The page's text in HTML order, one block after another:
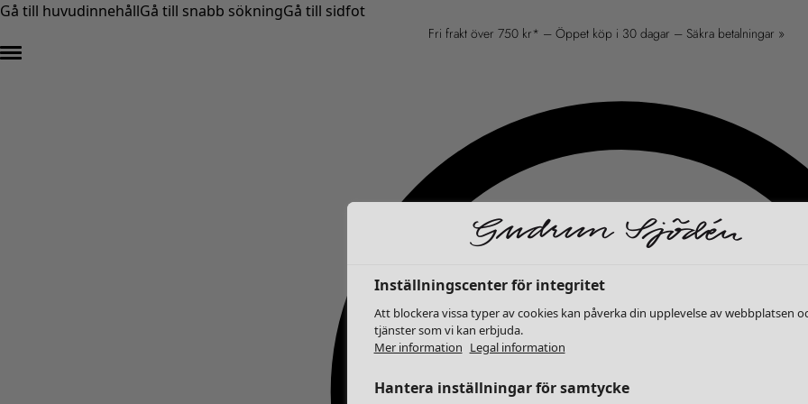
Gå till huvudinnehållGå till snabb sökningGå till sidfot
Fri frakt över 750 kr* – Öppet köp i 30 dagar – Säkra betalningar »
Inställningscenter för integritet
Att blockera vissa typer av cookies kan påverka din upplevelse av webbplatsen
tjänster som vi kan erbjuda.
Mer information Legal information
Hantera inställningar för samtycke